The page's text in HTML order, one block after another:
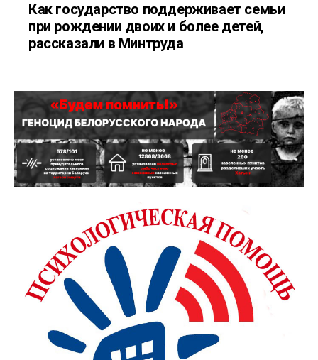
Как государство поддерживает семьи
при рождении двоих и более детей,
рассказали в Минтруда